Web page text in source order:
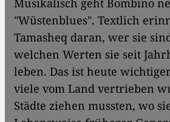
Musikalisch geht Bombino
"Wüstenblues". Textlich
Tamasheq daran, wer sie
welchen Werten sie seit
leben. Das ist heute
viele vom Land vertrieben
Städte ziehen mussten, wo